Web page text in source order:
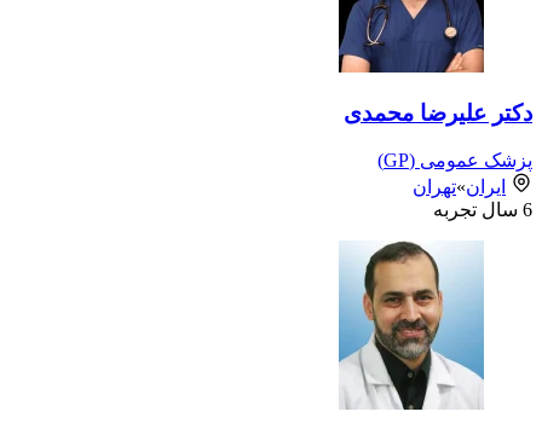
دکتر علیرضا محمدی
پزشک عمومی (GP)
ایران»تهران
6 سال تجربه